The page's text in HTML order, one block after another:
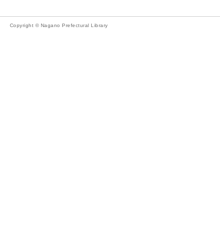
Copyright © Nagano Prefectural Library